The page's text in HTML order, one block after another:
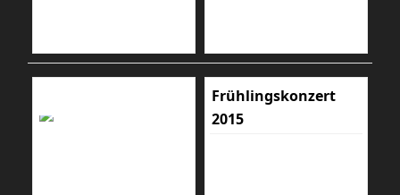
Frühlingskonzert
2015